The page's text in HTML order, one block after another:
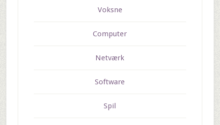
Voksne
Computer
Netværk
Software
Spil